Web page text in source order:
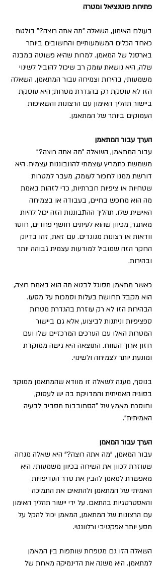
פתיחת פוטנציאל ומטרה
בעולם האימון, השאלה "מה אתה רוצה?" בולטת
כאחד הכלים המשמעותיים והחשובים ביותר
בארסנל של המאמן. למרות שהיא פשוטה במבנה
שלה, היא נושאת עומק רב שיכול להוביל לשינוי
משמעותי, בהירות וצמיחה עבור המתאמן. השאלה
הזו לא עוסקת רק בהגדרת מטרות; היא עוסקת
ביישור תהליך האימון עם הרצונות והשאיפות
העמוקים ביותר של המתאמן.
הערך עבור המתאמן
עבור המתאמן, השאלה "מה אתה רוצה?"
משמשת כתמריץ עוצמתי להתבוננות עצמית. היא
דורשת ממנו לחפור לעומק, מעבר למטרות
שטחיות או ציפיות חברתיות, כדי לזהות באמת
מה הוא מחפש בחיים, בעבודה או בצמיחה
האישית שלו. תהליך ההתבוננות הזה יכול להיות
מאתגר, מכיוון שהוא לעיתים חושף פחדים, חוסר
וודאות או רצונות מנוגדים. עם זאת, זהו בדיוק
החקר הזה שמוביל למודעות עצמית גבוהה יותר
ובהירות.
כאשר מתאמן מסוגל לבטא מה הוא באמת רוצה,
הוא מקבל תחושת בעלות וסמכות על מסעו.
הבהירות הזו לא רק עוזרת בהגדרת מטרות
ספציפיות וניתנות לביצוע, אלא גם ביישור
המטרות האלו עם הערכים המרכזיים שלו ועם
חזון ארוך הטווח. התוצאה היא גישה ממוקדת
ומונעת יותר לצמיחה ולשינוי.
בנוסף, מענה לשאלה זו מוודא שהמתאמן ממוקד
בסוגיה האמיתית והמדויקת בה יש לעסוק,
וחוסכת מאמץ של "הסתובבות מסביב לבעיה
האמיתית".
הערך עבור המאמן
עבור המאמן, "מה אתה רוצה?" היא שאלה מנחה
שעוזרת לכוון את השיחה בכיוון משמעותי. היא
מאפשרת למאמן להבין את סדר העדיפויות
האמיתי של המתאמן ולהתאים את התמיכה
והאסטרטגיות בהתאם. על ידי יישור תהליך האימון
עם הרצונות של המתאמן, המאמן יכול להקל על
מסע יותר אפקטיבי ורלוונטי.
השאלה הזו גם מטפחת שותפות בין המאמן
למתאמן. היא משנה את הדינמיקה מאחת של